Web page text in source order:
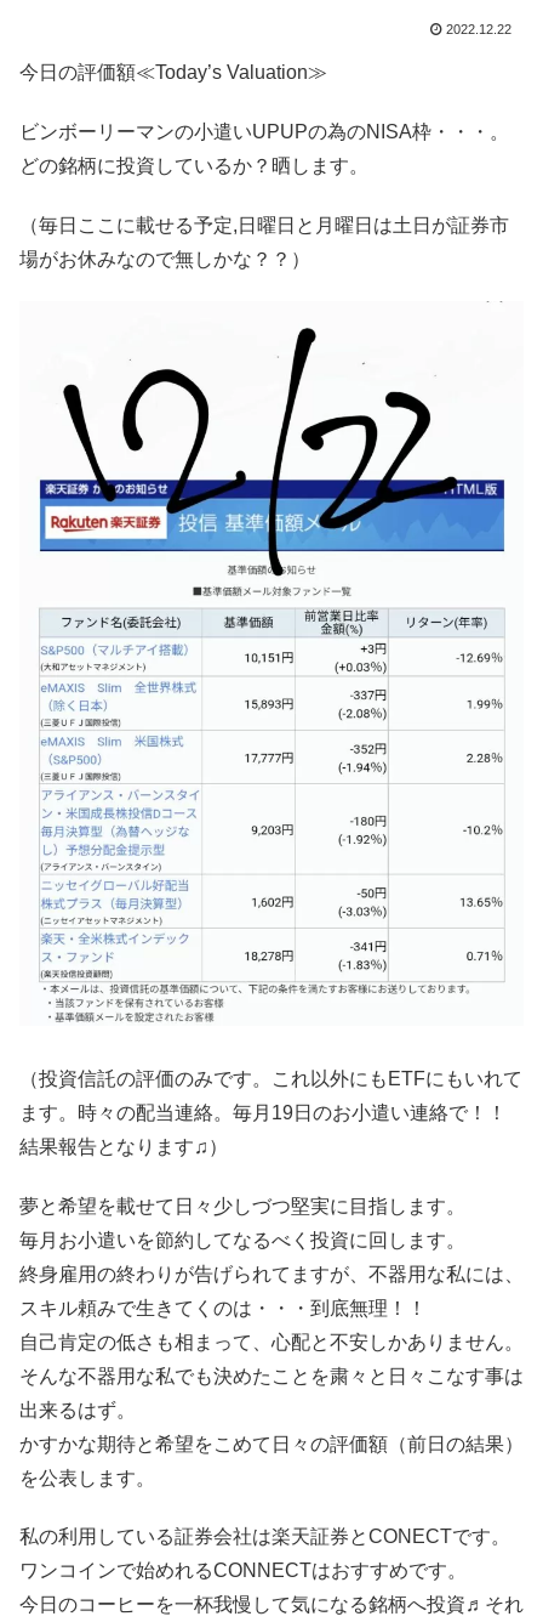
2022.12.22
今日の評価額≪Today’s Valuation≫
ビンボーリーマンの小遣いUPUPの為のNISA枠・・・。
どの銘柄に投資しているか？晒します。
（毎日ここに載せる予定,日曜日と月曜日は土日が証券市
場がお休みなので無しかな？？）
（投資信託の評価のみです。これ以外にもETFにもいれて
ます。時々の配当連絡。毎月19日のお小遣い連絡で！！
結果報告となります♫）
夢と希望を載せて日々少しづつ堅実に目指します。
毎月お小遣いを節約してなるべく投資に回します。
終身雇用の終わりが告げられてますが、不器用な私には、
スキル頼みで生きてくのは・・・到底無理！！
自己肯定の低さも相まって、心配と不安しかありません。
そんな不器用な私でも決めたことを粛々と日々こなす事は
出来るはず。
かすかな期待と希望をこめて日々の評価額（前日の結果）
を公表します。
私の利用している証券会社は楽天証券とCONECTです。
ワンコインで始めれるCONNECTはおすすめです。
今日のコーヒーを一杯我慢して気になる銘柄へ投資♬それ